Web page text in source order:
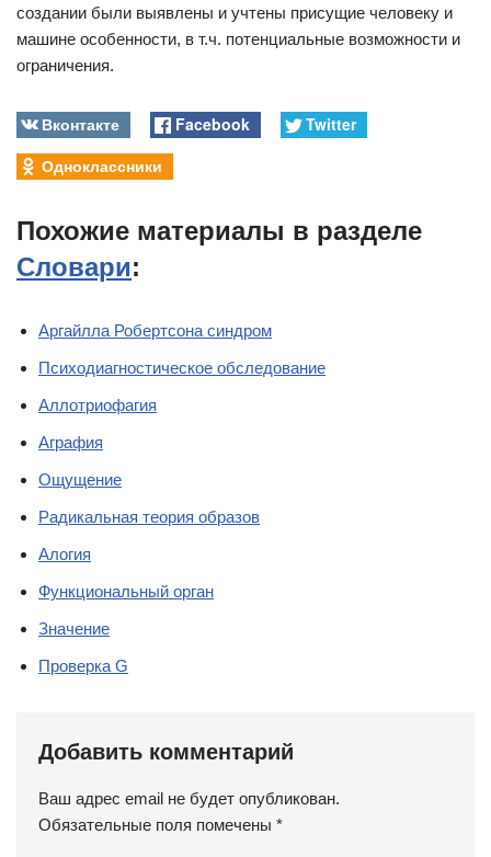
создании были выявлены и учтены присущие человеку и
машине особенности, в т.ч. потенциальные возможности и
ограничения.
Вконтакте Facebook
Twitter
Одноклассники
Похожие материалы в разделе
Словари:
Аргайлла Робертсона синдром
Психодиагностическое обследование
Аллотриофагия
Аграфия
Ощущение
Радикальная теория образов
Алогия
Функциональный орган
Значение
Проверка G
Добавить комментарий
Ваш адрес email не будет опубликован.
Обязательные поля помечены *